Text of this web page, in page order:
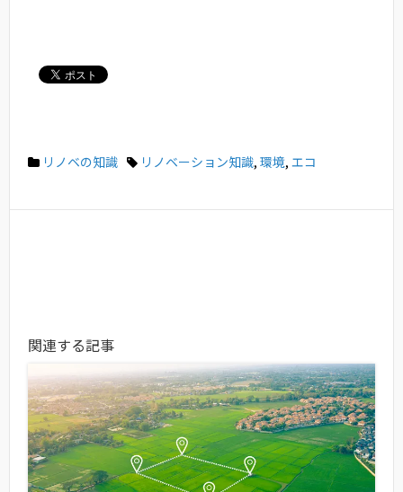
リノベの知識 リノベーション知識, 環境, エコ
関連する記事